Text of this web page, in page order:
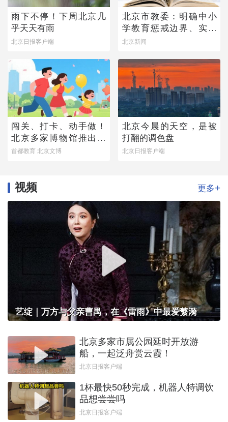
雨下不停！下周北京几
乎天天有雨
北京日报客户端
北京市教委：明确中小
学教育惩戒边界、实施
程序
北京新闻
闯关、打卡、动手做！
北京多家博物馆推出暑
期亲子研学活动
首都教育 北京文博
北京今晨的天空，是被
打翻的调色盘
北京日报客户端
视频 更多+
艺绽｜万方与父亲曹禺，在《雷雨》中最爱蘩漪
北京多家市属公园延时开放游
船，一起泛舟赏云霞！
北京日报客户端
1杯最快50秒完成，机器人特调饮
品想尝尝吗
北京日报客户端